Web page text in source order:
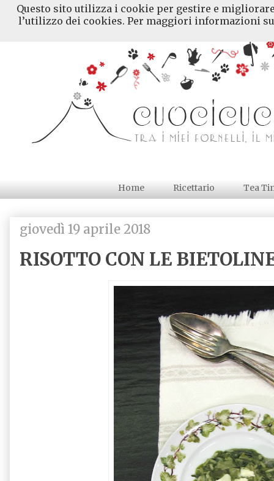
Home Ricettario Tea
giovedì 19 aprile 2018
RISOTTO CON LE
Questo sito utilizza i cookie per gestire e
l’utilizzo dei cookies. Per maggiori informazioni